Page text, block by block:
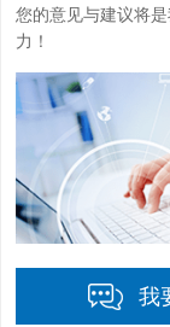
您的意见与建议将
力！
我